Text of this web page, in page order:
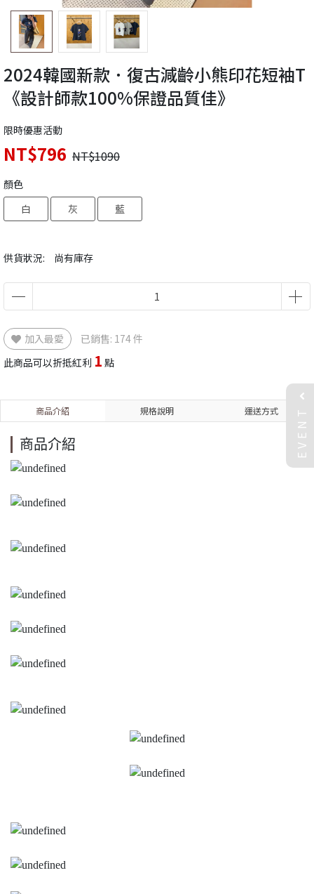
2024韓國新款．復古減齡小熊印花短袖T
《設計師款100%保證品質佳》
限時優惠活動
NT$796 NT$1090
供貨狀況: 尚有庫存
顏色
白
灰 藍
加入最愛
已銷售: 174 件
此商品可以折抵紅利 1 點
商品介紹 規格說明 運送方式
商品介紹 EVENT